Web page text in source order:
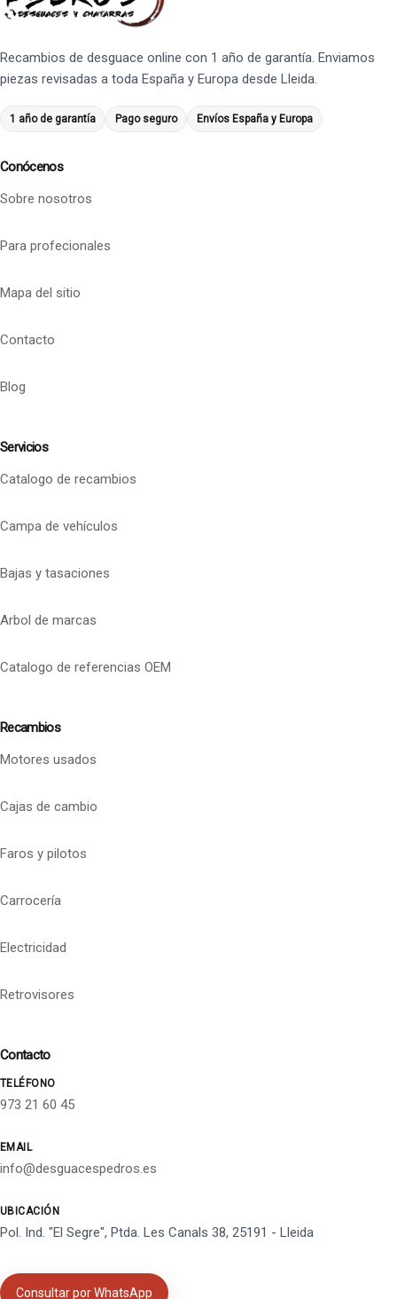
Recambios de desguace online con 1 año de garantía. Enviamos
piezas revisadas a toda España y Europa desde Lleida.
1 año de garantía Pago seguro Envíos España y Europa
Conócenos
Sobre nosotros
Para profecionales
Mapa del sitio
Contacto
Blog
Servicios
Catalogo de recambios
Campa de vehículos
Bajas y tasaciones
Arbol de marcas
Catalogo de referencias OEM
Recambios
Motores usados
Cajas de cambio
Faros y pilotos
Carrocería
Electricidad
Retrovisores
Contacto
TELÉFONO
973 21 60 45
EMAIL
info@desguacespedros.es
UBICACIÓN
Pol. Ind. "El Segre", Ptda. Les Canals 38, 25191 - Lleida
Consultar por WhatsApp